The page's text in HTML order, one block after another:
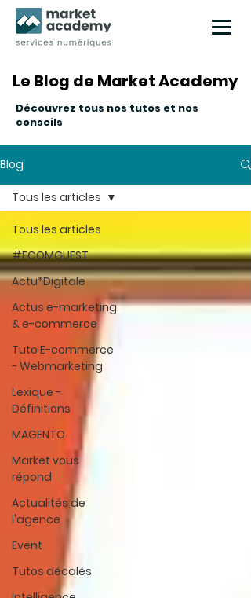
Le Blog de Market Academy
Le Blog de Market Academy
Découvrez tous nos tutos et nos
conseils
Blog
Tous les articles
#ECOMGUEST
Actu*Digitale
Actus e-marketing
& e-commerce
Tuto E-commerce
- Webmarketing
Lexique -
Définitions
MAGENTO
Market vous
répond
Actualités de
l'agence
Event
Tutos décalés
Tous les articles